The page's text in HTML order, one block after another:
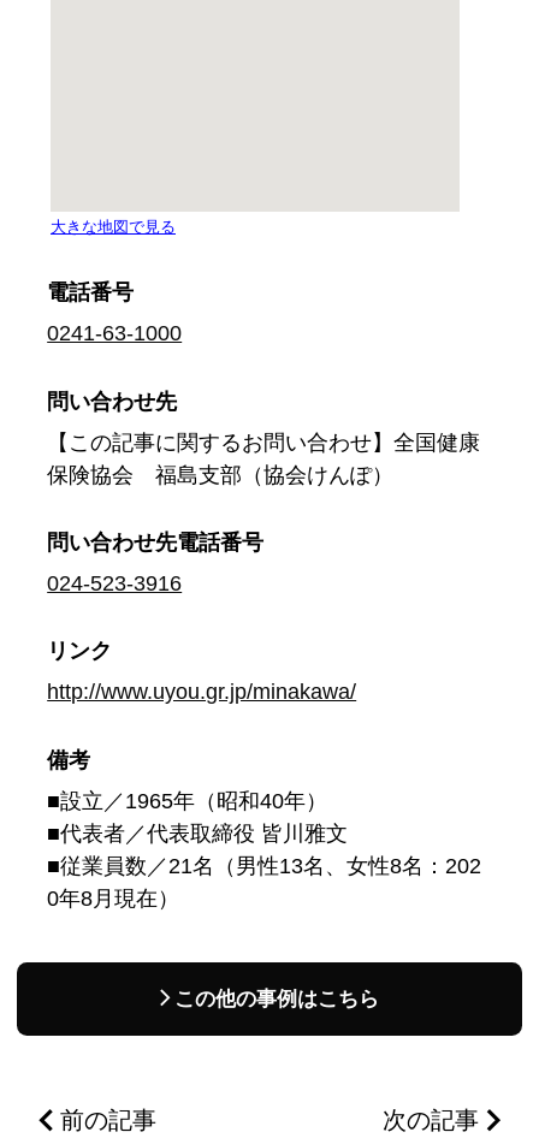
電話番号
0241-63-1000
問い合わせ先
【この記事に関するお問い合わせ】全国健康
保険協会 福島支部（協会けんぽ）
問い合わせ先電話番号
024-523-3916
リンク
http://www.uyou.gr.jp/minakawa/
備考
■設立／1965年（昭和40年）
■代表者／代表取締役 皆川雅文
■従業員数／21名（男性13名、女性8名：202
0年8月現在）
この他の事例はこちら
前の記事 次の記事